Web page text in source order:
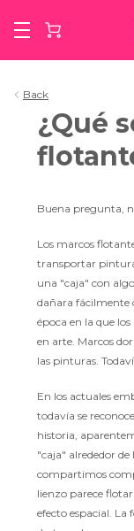
Back
¿Qué
Buena pregunta,
Los marcos
transportar
una "caja" con
dañara fácilmente
época en la que
en arte. Marcos
las pinturas.
En los actuales
todavía se
historia,
"caja" alrededor
compartimos
lienzo parece
efecto espacial. La